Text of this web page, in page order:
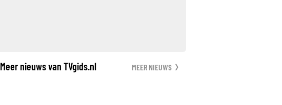
Meer nieuws van TVgids.nl MEER NIEUWS